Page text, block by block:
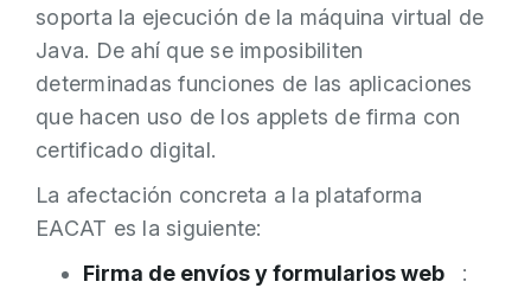
soporta la ejecución de la máquina virtual de
Java. De ahí que se imposibiliten
determinadas funciones de las aplicaciones
que hacen uso de los applets de firma con
certificado digital.
La afectación concreta a la plataforma
EACAT es la siguiente:
Firma de envíos y formularios web
: